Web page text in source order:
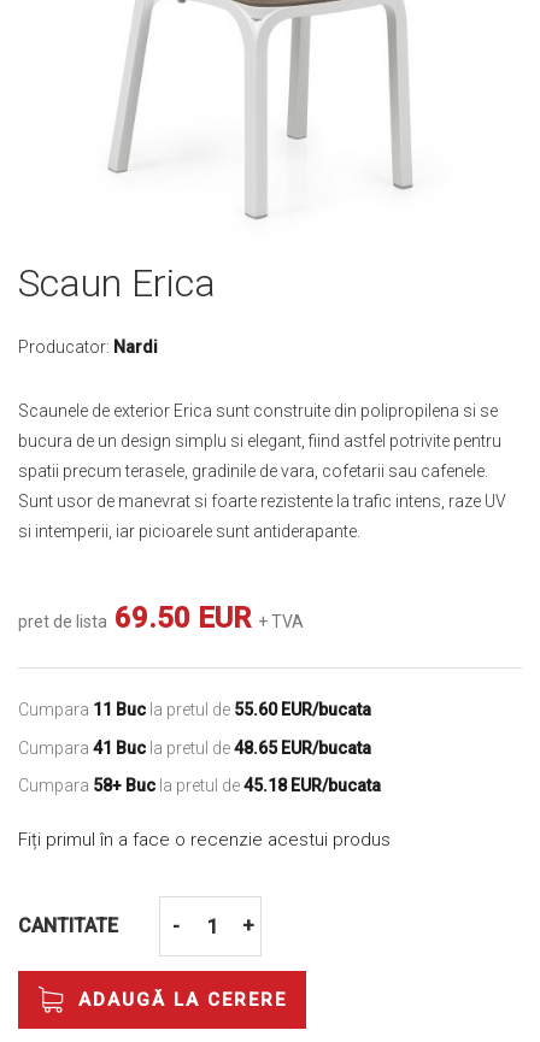
Scaun Erica
Producator: Nardi
Scaunele de exterior Erica sunt construite din polipropilena si se
bucura de un design simplu si elegant, fiind astfel potrivite pentru
spatii precum terasele, gradinile de vara, cofetarii sau cafenele.
Sunt usor de manevrat si foarte rezistente la trafic intens, raze UV
si intemperii, iar picioarele sunt antiderapante.
pret de lista 69.50 EUR + TVA
Cumpara 11 Buc la pretul de 55.60 EUR/bucata
Cumpara 41 Buc la pretul de48.65 EUR/bucata
Cumpara 58+ Buc la pretul de45.18 EUR/bucata
Fiți primul în a face o recenzie acestui produs
CANTITATE - +
ADAUGĂ LA CERERE
Skip
to
beginning
images
gallery